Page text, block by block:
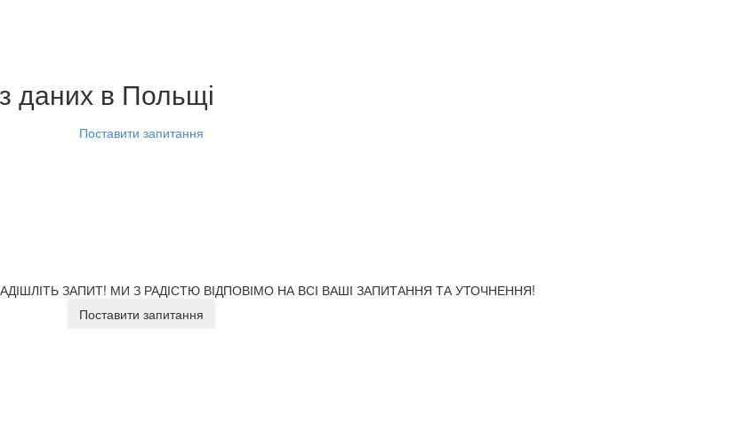
даних в Польщі
Поставити запитання
ЗАПИТ! МИ З РАДІСТЮ ВІДПОВІМО НА ВСІ ВАШІ ЗАПИТАННЯ ТА УТОЧНЕННЯ!
Поставити запитання